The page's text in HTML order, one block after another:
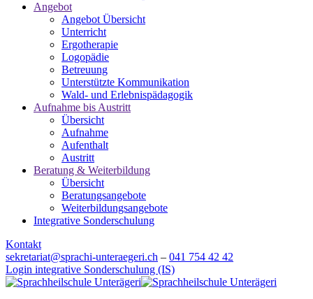
Angebot
Angebot Übersicht
Unterricht
Ergotherapie
Logopädie
Betreuung
Unterstützte Kommunikation
Wald- und Erlebnispädagogik
Aufnahme bis Austritt
Übersicht
Aufnahme
Aufenthalt
Austritt
Beratung & Weiterbildung
Übersicht
Beratungsangebote
Weiterbildungsangebote
Integrative Sonderschulung
Kontakt
sekretariat@sprachi-unteraegeri.ch – 041 754 42 42
Login integrative Sonderschulung (IS)